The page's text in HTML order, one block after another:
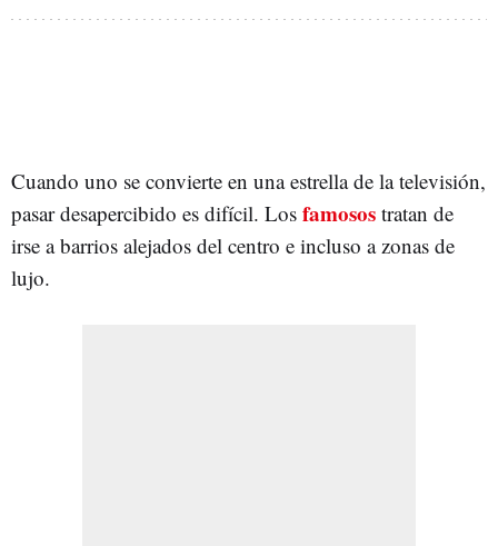
Cuando uno se convierte en una estrella de la televisión,
pasar desapercibido es difícil. Los famosos tratan de
irse a barrios alejados del centro e incluso a zonas de
lujo.